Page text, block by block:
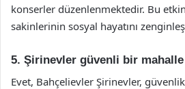
konserler düzenlenmektedir. Bu
sakinlerinin sosyal hayatını
5. Şirinevler güvenli bir
Evet, Bahçelievler Şirinevler,